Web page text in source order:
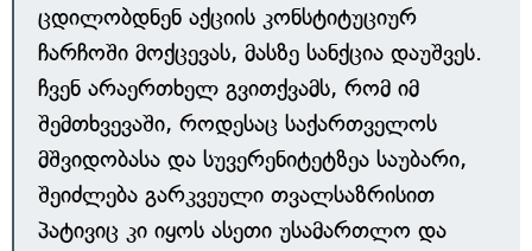
ცდილობდნენ აქციის კონსტიტუციურ
ჩარჩოში მოქცევას, მასზე სანქცია დაუშვეს.
ჩვენ არაერთხელ გვითქვამს, რომ იმ
შემთხვევაში, როდესაც საქართველოს
მშვიდობასა და სუვერენიტეტზეა საუბარი,
შეიძლება გარკვეული თვალსაზრისით
პატივიც კი იყოს ასეთი უსამართლო და